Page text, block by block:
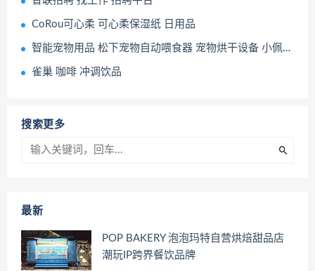
CoRou可心柔 可心柔保湿纸 日用品
智能宠物用品 松下宠物自动喂食器 宠物烘干设备 小佩自助饮水器
雀巢 咖啡 冲调饮品
搜索更多
最新
POP BAKERY 泡泡玛特自营烘焙甜品店
潮玩IP跨界餐饮品牌